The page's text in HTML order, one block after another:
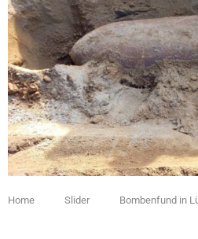
Home Slider Bombenfund in